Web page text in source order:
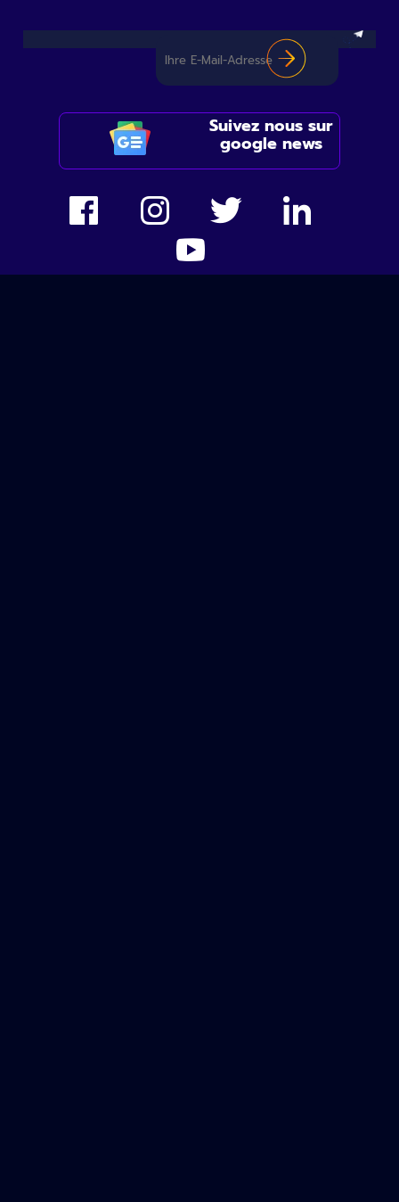
Suivez nous sur
google news